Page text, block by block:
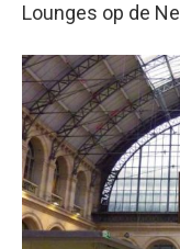
Lounges op de